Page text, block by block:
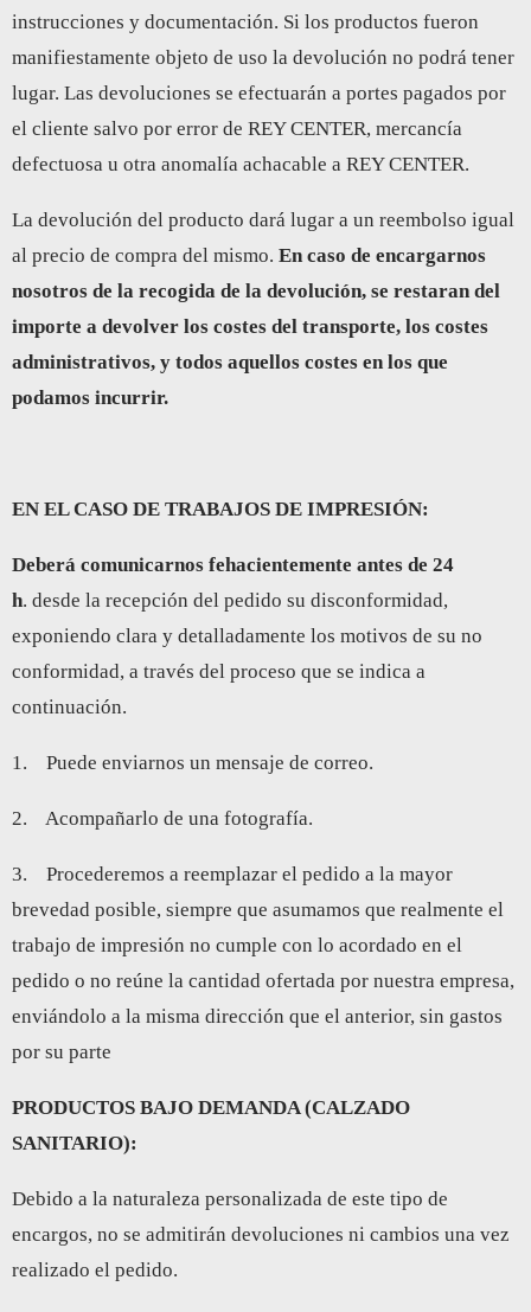
instrucciones y documentación. Si los productos fueron
manifiestamente objeto de uso la devolución no podrá tener
lugar. Las devoluciones se efectuarán a portes pagados por
el cliente salvo por error de REY CENTER, mercancía
defectuosa u otra anomalía achacable a REY CENTER.
La devolución del producto dará lugar a un reembolso igual
al precio de compra del mismo. En caso de encargarnos
nosotros de la recogida de la devolución, se restaran del
importe a devolver los costes del transporte, los costes
administrativos, y todos aquellos costes en los que
podamos incurrir.
EN EL CASO DE TRABAJOS DE IMPRESIÓN:
Deberá comunicarnos fehacientemente antes de 24
h. desde la recepción del pedido su disconformidad,
exponiendo clara y detalladamente los motivos de su no
conformidad, a través del proceso que se indica a
continuación.
1. Puede enviarnos un mensaje de correo.
2. Acompañarlo de una fotografía.
3. Procederemos a reemplazar el pedido a la mayor
brevedad posible, siempre que asumamos que realmente el
trabajo de impresión no cumple con lo acordado en el
pedido o no reúne la cantidad ofertada por nuestra empresa,
enviándolo a la misma dirección que el anterior, sin gastos
por su parte
PRODUCTOS BAJO DEMANDA (CALZADO
SANITARIO):
Debido a la naturaleza personalizada de este tipo de
encargos, no se admitirán devoluciones ni cambios una vez
realizado el pedido.